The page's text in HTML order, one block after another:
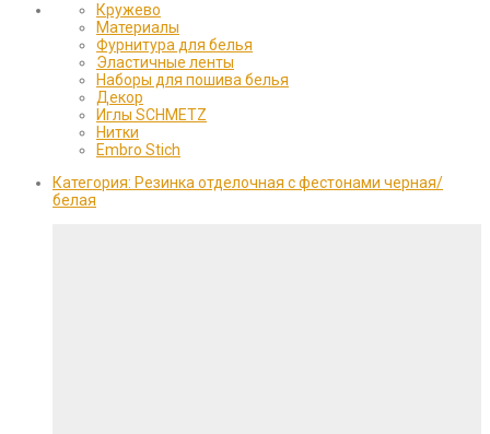
Кружево
Материалы
Фурнитура для белья
Эластичные ленты
Наборы для пошива белья
Декор
Иглы SCHMETZ
Нитки
Embro Stich
Категория: Резинка отделочная с фестонами черная/
белая